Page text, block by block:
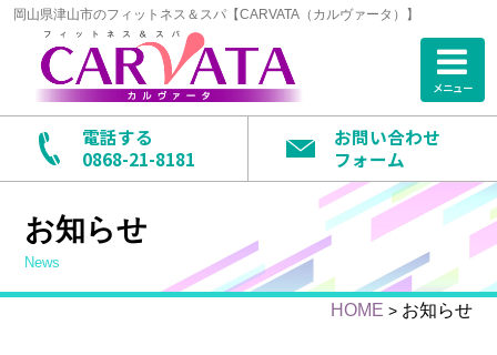
岡山県津山市のフィットネス＆スパ【CARVATA（カルヴァータ）】
メニュー
電話する
0868-21-8181
お問い合わせ
フォーム
お知らせ
news
HOME > お知らせ